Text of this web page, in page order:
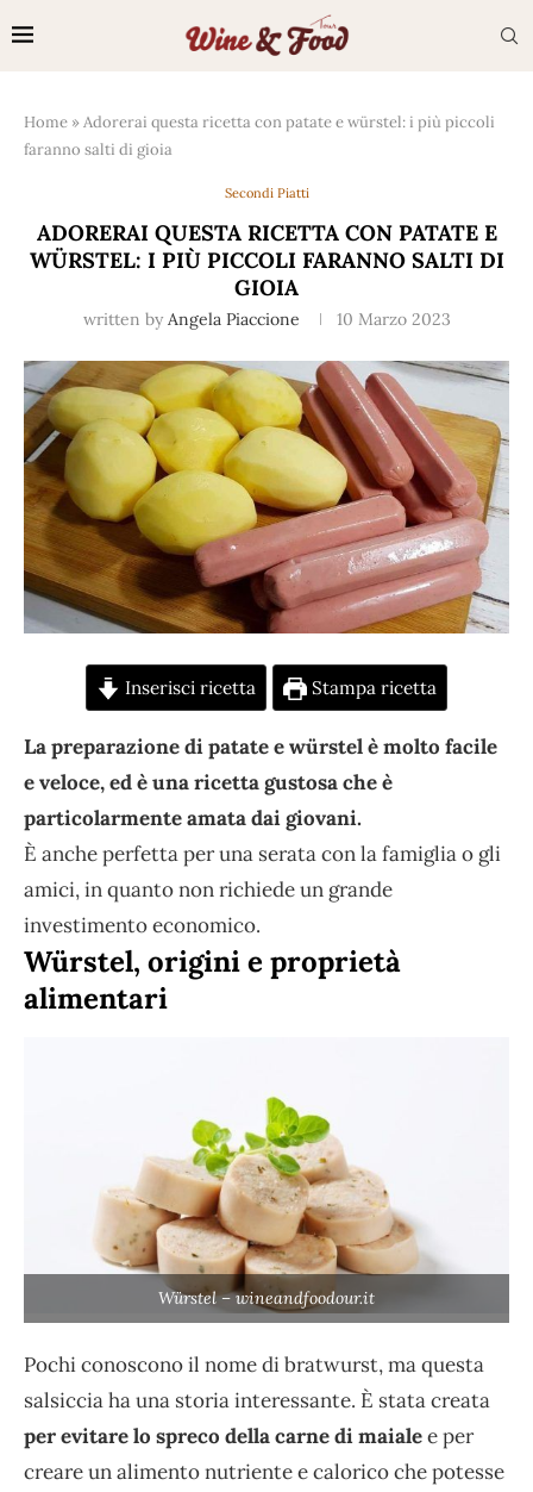
Home »Adorerai questa ricetta con patate e würstel: i più piccoli
faranno salti di gioia
Secondi Piatti
ADORERAI QUESTA RICETTA CON PATATE E
WÜRSTEL: I PIÙ PICCOLI FARANNO SALTI DI
GIOIA
written by Angela Piaccione 10 Marzo 2023
Inserisci ricetta Stampa ricetta
La preparazione di patate e würstel è molto facile
e veloce, ed è una ricetta gustosa che è
particolarmente amata dai giovani.
È anche perfetta per una serata con la famiglia o gli
amici, in quanto non richiede un grande
investimento economico.
Würstel, origini e proprietà
alimentari
Würstel – wineandfoodour.it
Pochi conoscono il nome di bratwurst, ma questa
salsiccia ha una storia interessante. È stata creata
per evitare lo spreco della carne di maialee per
creare un alimento nutriente e calorico che potesse